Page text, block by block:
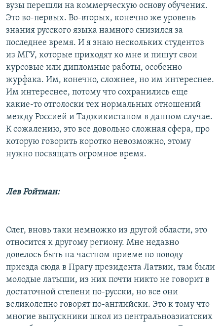
вузы перешли на коммерческую основу обучения.
Это во-первых. Во-вторых, конечно же уровень
знания русского языка намного снизился за
последнее время. И я знаю нескольких студентов
из МГУ, которые приходят ко мне и пишут свои
курсовые или дипломные работы, особенно
журфака. Им, конечно, сложнее, но им интереснее.
Им интереснее, потому что сохранились еще
какие-то отголоски тех нормальных отношений
между Россией и Таджикистаном в данном случае.
К сожалению, это все довольно сложная сфера, про
которую говорить коротко невозможно, этому
нужно посвящать огромное время.
Лев Ройтман:
Олег, вновь таки немножко из другой области, это
относится к другому региону. Мне недавно
довелось быть на частном приеме по поводу
приезда сюда в Прагу президента Латвии, там были
молодые латыши, из них почти никто не говорит в
достаточной степени по-русски, но все они
великолепно говорят по-английски. Это к тому что
многие выпускники школ из центральноазиатских